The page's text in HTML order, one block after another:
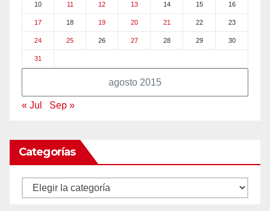
agosto 2015
10 11 12 13 14 15 16
17 18 19 20 21 22 23
24 25 26 27 28 29 30
31
« Jul Sep »
Categorías
Categorías